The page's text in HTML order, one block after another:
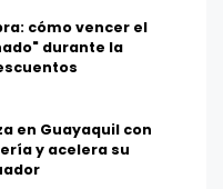
cómo vencer el
durante la
en Guayaquil con
y acelera su